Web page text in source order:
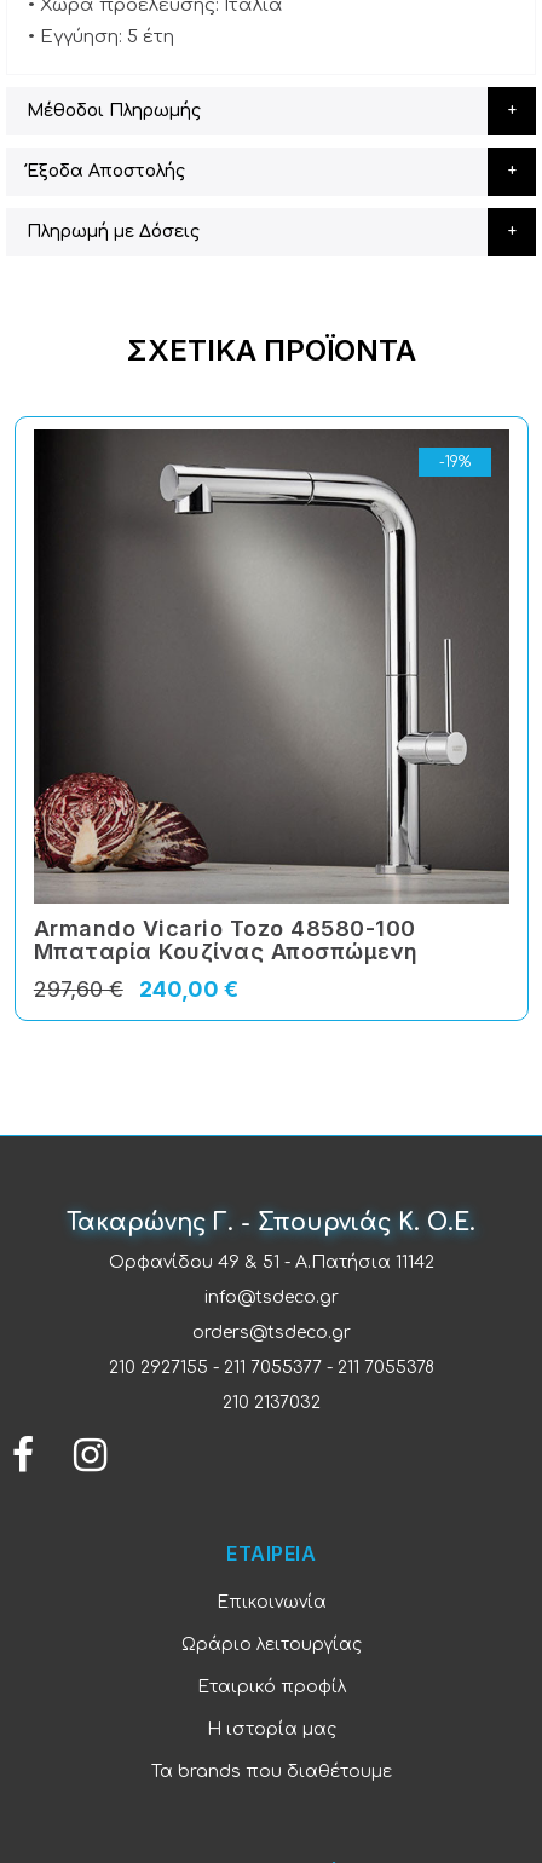
• Χώρα προέλευσης: Ιταλία
• Εγγύηση: 5 έτη
Μέθοδοι Πληρωμής
Έξοδα Αποστολής
Πληρωμή με Δόσεις
ΣΧΕΤΙΚΆ ΠΡΟΪΌΝΤΑ
-19%
Armando Vicario Tozo 48580-100
Μπαταρία Κουζίνας Αποσπώμενη
240,00 €
297,60 €
Τακαρώνης Γ. - Σπουρνιάς Κ. Ο.Ε.
Ορφανίδου 49 & 51 - Α.Πατήσια 11142
info@tsdeco.gr
orders@tsdeco.gr
210 2927155 - 211 7055377- 211 7055378
210 2137032
ΕΤΑΙΡΕΙΑ
Επικοινωνία
Ωράριο λειτουργίας
Εταιρικό προφίλ
Η ιστορία μας
Τα brands που διαθέτουμε